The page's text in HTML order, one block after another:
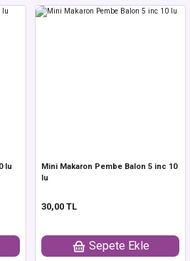
lu
Mini Makaron Pembe Balon 5 inc 10
lu
30,00 TL
Sepete Ekle